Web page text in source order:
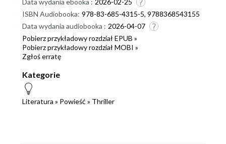
Data wydania ebooka : 2026-02-25
ISBN Audiobooka: 978-83-685-4315-5, 9788368543155
Data wydania audiobooka : 2026-04-07
Pobierz przykładowy rozdział EPUB »
Pobierz przykładowy rozdział MOBI »
Zgłoś erratę
Kategorie
Literatura » Powieść » Thriller